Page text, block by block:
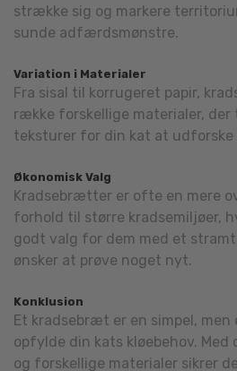
strække sig og markere
sunde adfærdsmønstre.
Variation i Materialer
Fra sisal til korrugeret papir,
række forskellige materialer, der
teksturer for din kat at udforske
Økonomisk Valg
Kradsebrætter er ofte en mere
forhold til større kradsemiljøer,
godt valg for dem med et
ønsker at prøve noget nyt.
Konklusion
Et kradsebræt er en simpel,
opfylde din kats kløebehov. Med
og forskellige materialer sikrer